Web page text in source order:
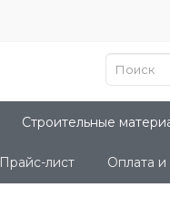
Строительные
Прайс-лист Оплата и